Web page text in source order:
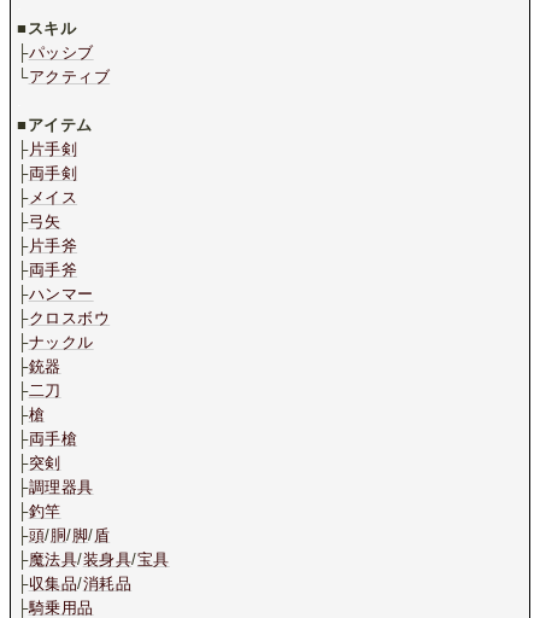
■ スキル
├パッシブ
└アクティブ
■ アイテム
├片手剣
├両手剣
├メイス
├弓矢
├片手斧
├両手斧
├ハンマー
├クロスボウ
├ナックル
├銃器
├二刀
├槍
├両手槍
├突剣
├調理器具
├釣竿
├頭/胴/脚/ 盾
├魔法具/装身具/宝具
├収集品/消耗品
├騎乗用品